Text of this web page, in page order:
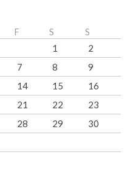
F S
S
1
2
7 8
9
14 15
16
21 22
23
28 29
30